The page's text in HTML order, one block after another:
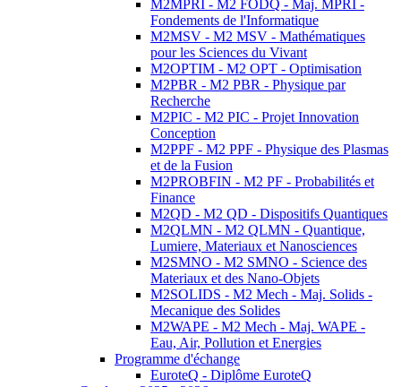
M2MPRI - M2 FODQ - Maj. MPRI -
Fondements de l'Informatique
M2MSV - M2 MSV - Mathématiques
pour les Sciences du Vivant
M2OPTIM - M2 OPT - Optimisation
M2PBR - M2 PBR - Physique par
Recherche
M2PIC - M2 PIC - Projet Innovation
Conception
M2PPF - M2 PPF - Physique des Plasmas
et de la Fusion
M2PROBFIN - M2 PF - Probabilités et
Finance
M2QD - M2 QD - Dispositifs Quantiques
M2QLMN - M2 QLMN - Quantique,
Lumiere, Materiaux et Nanosciences
M2SMNO - M2 SMNO - Science des
Materiaux et des Nano-Objets
M2SOLIDS - M2 Mech - Maj. Solids -
Mecanique des Solides
M2WAPE - M2 Mech - Maj. WAPE -
Eau, Air, Pollution et Energies
Programme d'échange
EuroteQ - Diplôme EuroteQ